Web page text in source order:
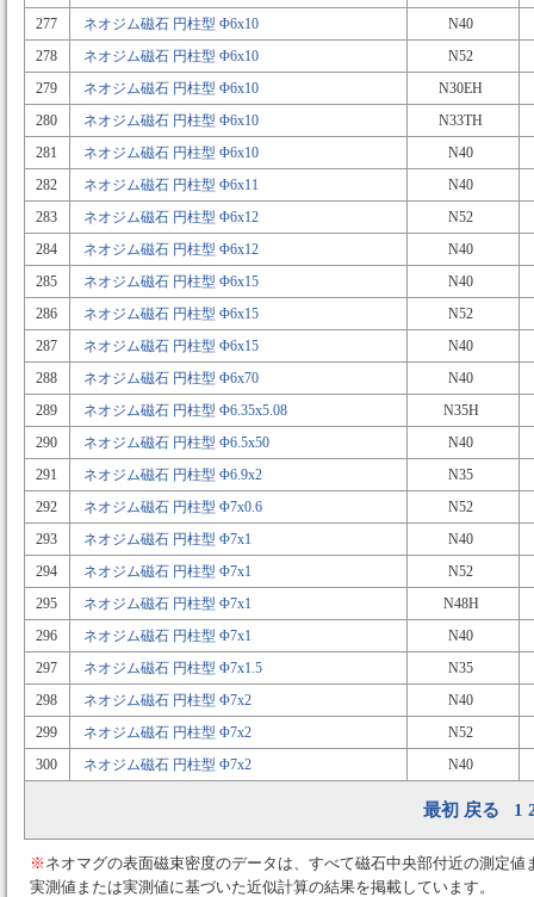
277 ネオジム磁石 円柱型 Φ6x10
N40
278
ネオジム磁石 円柱型 Φ6x10
N52
279
ネオジム磁石 円柱型 Φ6x10
N30EH
280
ネオジム磁石 円柱型 Φ6x10
N33TH
281
ネオジム磁石 円柱型 Φ6x10
N40
282
ネオジム磁石 円柱型 Φ6x11
N40
283
ネオジム磁石 円柱型 Φ6x12
N52
284
ネオジム磁石 円柱型 Φ6x12
N40
285
ネオジム磁石 円柱型 Φ6x15
N40
286
ネオジム磁石 円柱型 Φ6x15
N52
287
ネオジム磁石 円柱型 Φ6x15
N40
288
ネオジム磁石 円柱型 Φ6x70
N40
289
ネオジム磁石 円柱型 Φ6.35x5.08
N35H
290
ネオジム磁石 円柱型 Φ6.5x50
N40
291
ネオジム磁石 円柱型 Φ6.9x2
N35
292
ネオジム磁石 円柱型 Φ7x0.6
N52
293
ネオジム磁石 円柱型 Φ7x1
N40
294
ネオジム磁石 円柱型 Φ7x1
N52
295
ネオジム磁石 円柱型 Φ7x1
N48H
296
ネオジム磁石 円柱型 Φ7x1
N40
297
ネオジム磁石 円柱型 Φ7x1.5
N35
298
ネオジム磁石 円柱型 Φ7x2
N40
299
ネオジム磁石 円柱型 Φ7x2
N52
300
ネオジム磁石 円柱型 Φ7x2 N40
最初 戻る 1
※ ネオマグの表面磁束密度のデータは、すべて磁石中央部付近の測定
実測値または実測値に基づいた近似計算の結果を掲載しています。